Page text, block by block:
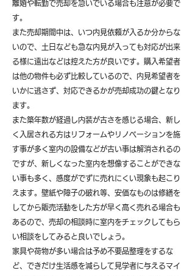
離婚や転勤で売却を急いでいる場合も注意が必要で
す。
また売却期間中は、いつ内見依頼が入るか分からな
いので、土日なども急な内見が入っても対応が出来
る様に遠出などは控えた方が良いです。購入希望者
は他の物件も必ず比較しているので、内見希望者を
いかに逃さず、対応できるかが売却成功の鍵となり
ます。
また築年数が経過し内装が古さを感じる場合、新し
く入居される方はリフォームやリノベーションを施
す事が多く室内の設備などが古い事は解消されるの
ですが、新しくなった室内を想像することができな
い事も多く、感度がでずに売れにくい現象も起こり
えます。壁紙や障子の破れ等、安価なものは修繕を
してから販売活動をした方が早く高く売れる場合も
あるので、売却の相談時に室内をチェックしてもら
い相談をしてみると良いでしょう。
​家具や荷物が多い場合は予め不要品整理をするな
ど、できだけ生活感を減らして見学者に与えるマイ